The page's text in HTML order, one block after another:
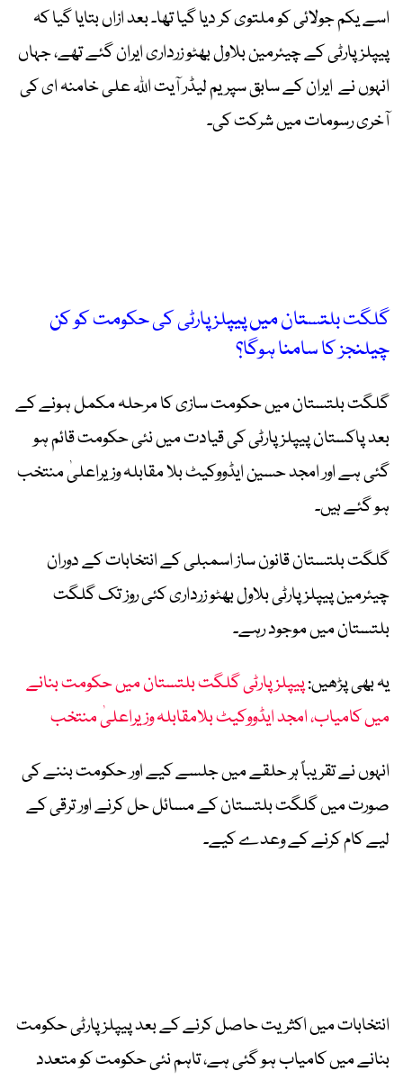
اسے یکم جولائی کو ملتوی کر دیا گیا تھا۔ بعد ازاں بتایا گیا کہ
پیپلز پارٹی کے چیئرمین بلاول بھٹو زرداری ایران گئے تھے، جہاں
انہوں نے ایران کے سابق سپریم لیڈر آیت اللہ علی خامنہ ای کی
آخری رسومات میں شرکت کی۔
گلگت بلتستان میں پیپلز پارٹی کی حکومت کو کن
چیلنجز کا سامنا ہوگا؟
گلگت بلتستان میں حکومت سازی کا مرحلہ مکمل ہونے کے
بعد پاکستان پیپلز پارٹی کی قیادت میں نئی حکومت قائم ہو
گئی ہے اور امجد حسین ایڈووکیٹ بلا مقابلہ وزیراعلیٰ منتخب
ہو گئے ہیں۔
گلگت بلتستان قانون ساز اسمبلی کے انتخابات کے دوران
چیئرمین پیپلز پارٹی بلاول بھٹو زرداری کئی روز تک گلگت
بلتستان میں موجود رہے۔
یہ بھی پڑھیں:پیپلز پارٹی گلگت بلتستان میں حکومت بنانے
میں کامیاب، امجد ایڈووکیٹ بلامقابلہ وزیراعلیٰ منتخب
انہوں نے تقریباً ہر حلقے میں جلسے کیے اور حکومت بننے کی
صورت میں گلگت بلتستان کے مسائل حل کرنے اور ترقی کے
لیے کام کرنے کے وعدے کیے۔
انتخابات میں اکثریت حاصل کرنے کے بعد پیپلز پارٹی حکومت
بنانے میں کامیاب ہو گئی ہے، تاہم نئی حکومت کو متعدد